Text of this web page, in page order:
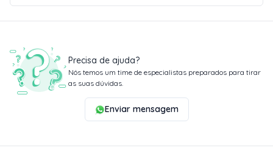
Precisa de ajuda?
Nós temos um time de especialistas preparados para tirar
as suas dúvidas.
Enviar mensagem